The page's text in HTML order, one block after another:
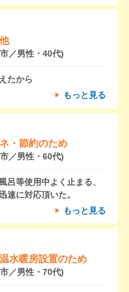
／男性・40代)
たから
もっと見る
・節約のため
／男性・60代)
呂等使用中よく止まる、
速に対応頂いた。
もっと見る
水暖房設置のため
／男性・70代)